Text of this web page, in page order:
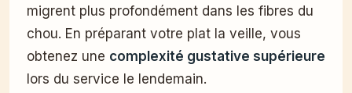
migrent plus profondément dans les fibres du
chou. En préparant votre plat la veille, vous
obtenez une complexité gustative supérieure
lors du service le lendemain.